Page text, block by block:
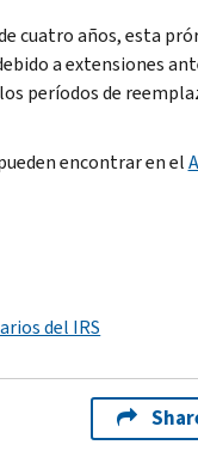
cuatro años, esta
a extensiones
períodos de
encontrar en el
del IRS